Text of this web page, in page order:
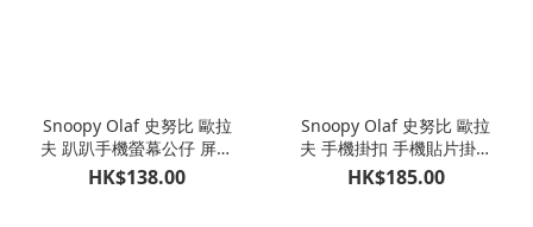
Snoopy Olaf 史努比 歐拉
夫 趴趴手機螢幕公仔 屏幕
裝飾公仔 螢幕掛公仔（2
款可選）
HK$138.00
Snoopy Olaf 史努比 歐拉
夫 手機掛扣 手機貼片掛鉤
吊飾
HK$185.00